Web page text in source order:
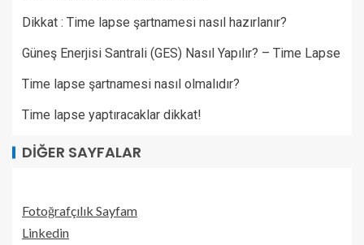
Dikkat : Time lapse şartnamesi nasıl hazırlanır?
Güneş Enerjisi Santrali (GES) Nasıl Yapılır? – Time Lapse
Time lapse şartnamesi nasıl olmalıdır?
Time lapse yaptıracaklar dikkat!
DIĞER SAYFALAR
Fotoğrafçılık Sayfam
Linkedin